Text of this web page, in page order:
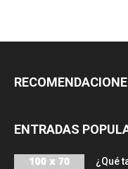
ENTRADAS
¿Qué